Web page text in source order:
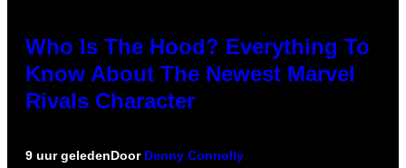
Who Is The Hood? Everything To
Know About The Newest Marvel
Rivals Character
9 uur geledenDoor Denny Connolly